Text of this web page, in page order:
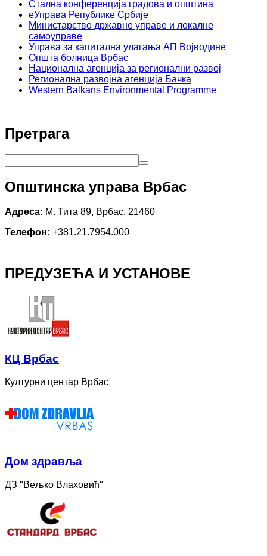
Стална конференција градова и општина
еУправа Републике Србије
Министарство државне управе и локалне
самоуправе
Управа за капитална улагања АП Војводине
Општа болница Врбас
Национална агенција за регионални развој
Регионална развојна агенција Бачка
Western Balkans Environmental Programme
Претрага
Општинска управа Врбас
Адреса: М. Тита 89, Врбас, 21460
Телефон: +381.21.7954.000
ПРЕДУЗЕЋА И УСТАНОВЕ
КЦ Врбас
Културни центар Врбас
Дом здравља
ДЗ "Вељко Влаховић"